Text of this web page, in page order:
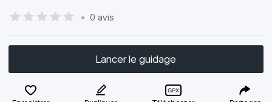
• 0 avis
Lancer le guidage